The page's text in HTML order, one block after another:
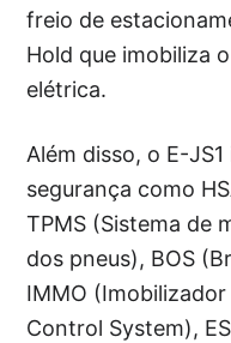
freio de
Hold que imobiliza
elétrica.
Além disso, o E-
segurança como
TPMS (Sistema de
dos pneus), BOS
IMMO
Control System),